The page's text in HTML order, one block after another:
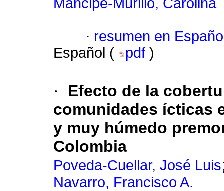
Mancipe-Murillo, Carolina
· resumen en
Español (
pdf )
·
Efecto de la
comunidades ícticas
y muy húmedo
Colombia
Poveda-Cuellar, José Luis
Navarro, Francisco A.